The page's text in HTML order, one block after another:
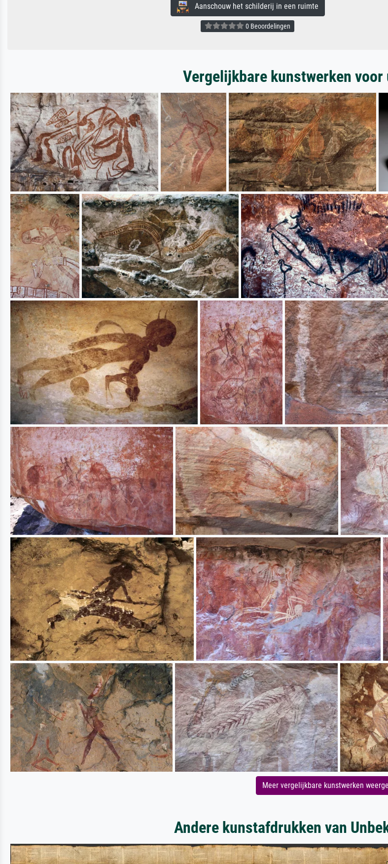
Aanschouw het schilderij in een ruimte
0 Beoordelingen
Vergelijkbare kunstwerken voor
Meer vergelijkbare kunstwerken
Andere kunstafdrukken van